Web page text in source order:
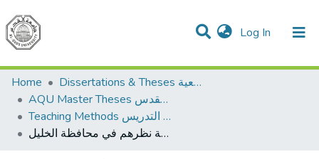
Log In (current)
Communities & Collections
All of DSpace
Home
Dissertations & Theses الرسائل الجامعية
AQU Master Theses الرسائل الجامعية الخاصة بجامعة القدس
Teaching Methods أساليب التدريس
اتجاهات معلمي المرحلة الأساسية الدنيا نحو الأنشطة التعلمية الواردة في كتب العلوم العامة ومعيقات تنفيذها من وجهة نظرهم في محافظة الخليل